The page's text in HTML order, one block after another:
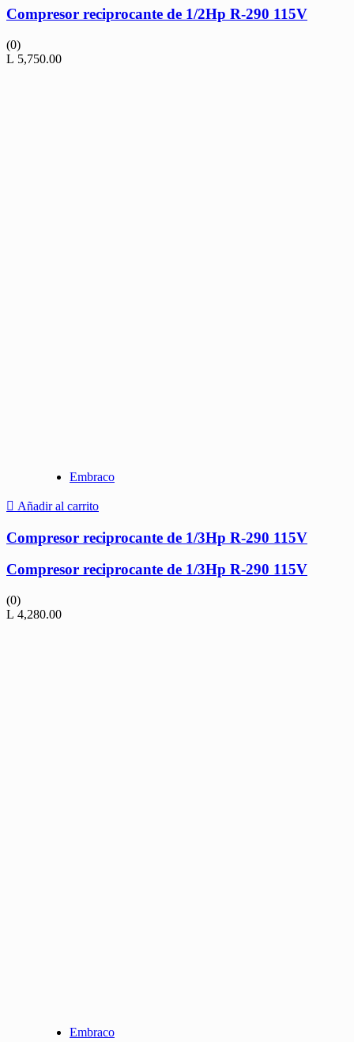
Compresor reciprocante de 1/2Hp R-290 115V
(0)
L 5,750.00
Embraco
Añadir al carrito
Compresor reciprocante de 1/3Hp R-290 115V
Compresor reciprocante de 1/3Hp R-290 115V
(0)
L 4,280.00
Embraco